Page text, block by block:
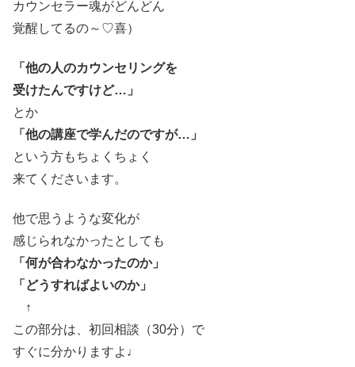
カウンセラー魂がどんどん
覚醒してるの～♡喜）
「他の人のカウンセリングを
受けたんですけど…」
とか
「他の講座で学んだのですが…」
という方もちょくちょく
来てくださいます。
他で思うような変化が
感じられなかったとしても
「何が合わなかったのか」
「どうすればよいのか」
↑
この部分は、初回相談（30分）で
すぐに分かりますよ♩